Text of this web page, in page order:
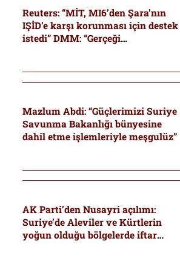
Reuters: “MİT, MI6’den Şara’nın
IŞİD’e karşı korunması için destek
istedi” DMM: “Gerçeği
Mazlum Abdi: “Güçlerimizi Suriye
Savunma Bakanlığı bünyesine
dahil etme işlemleriyle meşgulüz”
AK Parti’den Nusayri açılımı:
Suriye’de Aleviler ve Kürtlerin
yoğun olduğu bölgelerde iftar